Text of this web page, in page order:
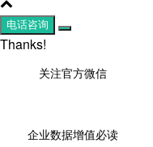
电话咨询
Thanks!
关注官方微信
企业数据增值必读